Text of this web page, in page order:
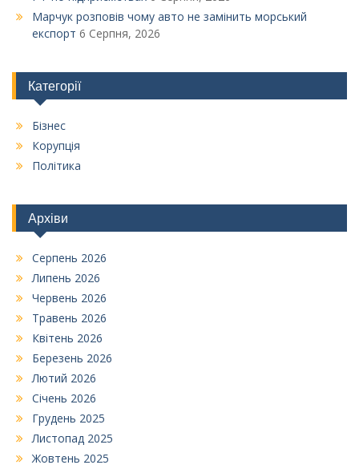
Марчук розповів чому авто не замінить морський
експорт 6 Серпня, 2026
Категорії
Бізнес
Корупція
Політика
Архіви
Серпень 2026
Липень 2026
Червень 2026
Травень 2026
Квітень 2026
Березень 2026
Лютий 2026
Січень 2026
Грудень 2025
Листопад 2025
Жовтень 2025